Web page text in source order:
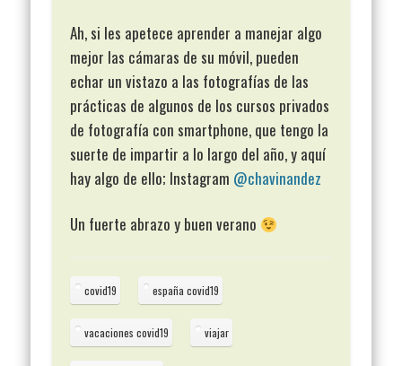
Ah, si les apetece aprender a manejar algo
mejor las cámaras de su móvil, pueden
echar un vistazo a las fotografías de las
prácticas de algunos de los cursos privados
de fotografía con smartphone, que tengo la
suerte de impartir a lo largo del año, y aquí
hay algo de ello; Instagram @chavinandez
Un fuerte abrazo y buen verano
covid19 españa covid19
vacaciones covid19 viajar